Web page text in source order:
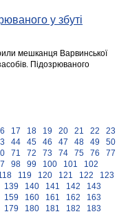
у збуті
мешканця Варвинської
Підозрюваного
17 18 19 20 21 22
23
44 45 46 47 48 49
50
71 72 73 74 75 76
77
98 99 100 101
102
119 120 121 122
123
139 140 141 142
143
159 160 161 162
163
179 180 181 182
183